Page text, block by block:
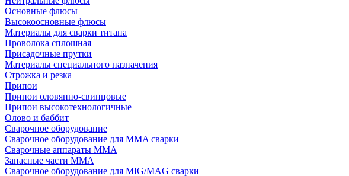
Основные флюсы
Высокоосновные флюсы
Материалы для сварки титана
Проволока сплошная
Присадочные прутки
Материалы специального назначения
Строжка и резка
Припои
Припои оловянно-свинцовые
Припои высокотехнологичные
Олово и баббит
Сварочное оборудование
Сварочное оборудование для MMA сварки
Сварочные аппараты MMA
Запасные части MMA
Сварочное оборудование для MIG/MAG сварки